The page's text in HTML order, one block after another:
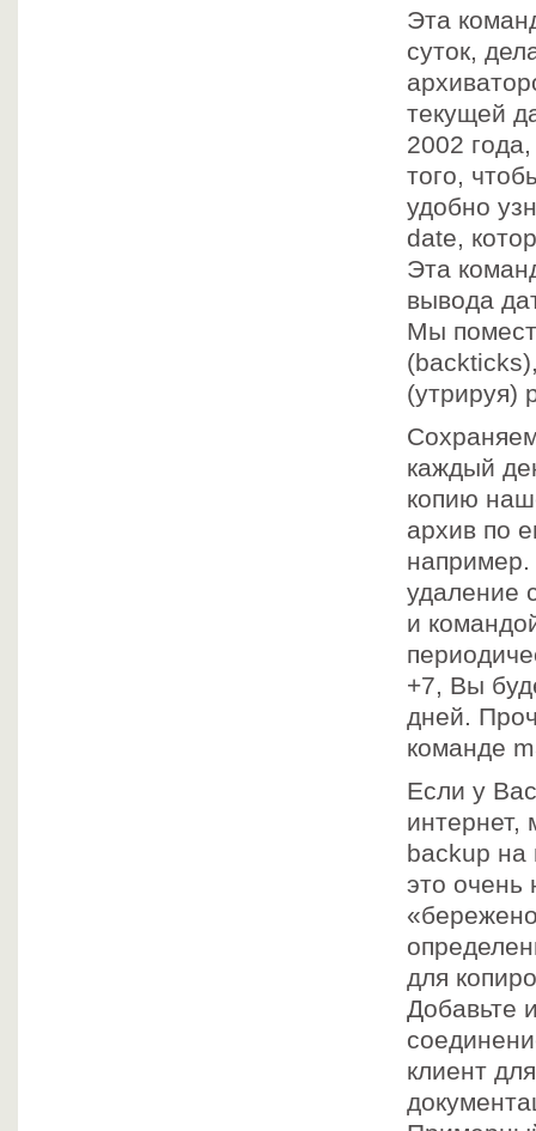
Эта
суток,
текущей
2002
того,
удобно
date,
Эта
вывода
Мы
(утрируя)
каждый
копию
архив по
например.
удаление
и
+7, Вы
дней.
команде
Если у
интернет,
backup на
это очень
для
Добавьте
клиент